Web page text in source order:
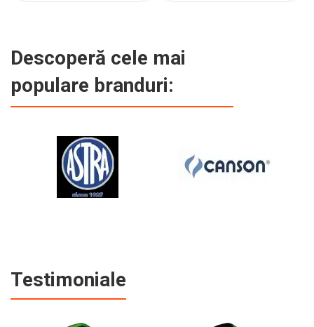
Descoperă cele mai
populare branduri:
Testimoniale